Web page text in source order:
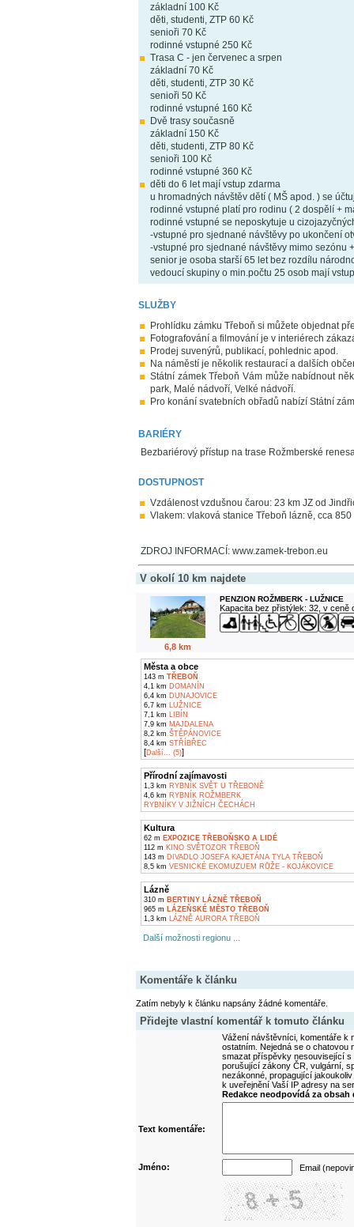
základní 100 Kč
děti, studenti, ZTP 60 Kč
senioři 70 Kč
rodinné vstupné 250 Kč
Trasa C - jen červenec a srpen
základní 70 Kč
děti, studenti, ZTP 30 Kč
senioři 50 Kč
rodinné vstupné 160 Kč
Dvě trasy současně
základní 150 Kč
děti, studenti, ZTP 80 Kč
senioři 100 Kč
rodinné vstupné 360 Kč
děti do 6 let mají vstup zdarma
u hromadných návštěv dětí ( MŠ apod. ) se
rodinné vstupné platí pro rodinu ( 2 dospělí +
rodinné vstupné se neposkytuje u
-vstupné pro sjednané návštěvy po ukončení
-vstupné pro sjednané návštěvy mimo sezónu
senior je osoba starší 65 let bez rozdílu
vedoucí skupiny o min.počtu 25 osob mají
SLUŽBY
Prohlídku zámku Třeboň si můžete objednat
Fotografování a filmování je v interiérech
Prodej suvenýrů, publikací, pohlednic apod.
Na náměstí je několik restaurací a dalších
Státní zámek Třeboň Vám může nabídnout
park, Malé nádvoří, Velké nádvoří.
Pro konání svatebních obřadů nabízí Státní
BARIÉRY
Bezbariérový přístup na trase Rožmberské
DOSTUPNOST
Vzdálenost vzdušnou čarou: 23 km JZ od
Vlakem: vlaková stanice Třeboň lázně, cca 850
ZDROJ INFORMACÍ: www.zamek-trebon.eu
V okolí 10 km najdete
6,8 km
PENZION ROŽMBERK - LUŽNICE
Kapacita bez přistýlek: 32, v ceně
Města a obce
143 m TŘEBOŇ
4,1 km DOMANÍN
6,4 km DUNAJOVICE
6,7 km LUŽNICE
7,1 km LIBÍN
7,9 km MAJDALENA
8,2 km ŠTĚPÁNOVICE
8,4 km STŘÍBŘEC
[Další... (5)]
Přírodní zajímavosti
1,3 km RYBNÍK SVĚT U TŘEBONĚ
4,6 km RYBNÍK ROŽMBERK
RYBNÍKY V JIŽNÍCH ČECHÁCH
Kultura
62 m EXPOZICE TŘEBOŇSKO A LIDÉ
112 m KINO SVĚTOZOR TŘEBOŇ
143 m DIVADLO JOSEFA KAJETÁNA TYLA TŘEBOŇ
8,5 km VESNICKÉ EKOMUZUEM RŮŽE - KOJÁKOVICE
Lázně
310 m BERTINY LÁZNĚ TŘEBOŇ
965 m LÁZEŇSKÉ MĚSTO TŘEBOŇ
1,3 km LÁZNĚ AURORA TŘEBOŇ
Další možnosti regionu ...
Komentáře k článku
Zatím nebyly k článku napsány žádné komentáře.
Přidejte vlastní komentář k tomuto článku
Vážení návštěvníci, komentáře k
ostatním. Nejedná se o
smazat příspěvky nesouvisející
porušující zákony ČR, vulgární,
nezákonné, propagující
k uveřejnění Vaší IP adresy na
Redakce neodpovídá za
Text komentáře:
Jméno: Email